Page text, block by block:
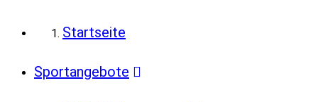
Startseite
Sportangebote